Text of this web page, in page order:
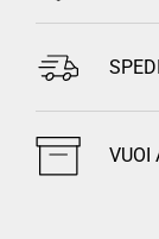
VUOI